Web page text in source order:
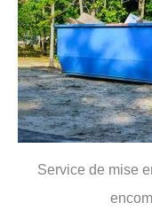
Service de mise